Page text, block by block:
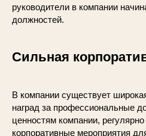
руководители в компании
должностей.
Сильная
В компании существует
наград за профессиональные
ценностям компании,
корпоративные мероприятия